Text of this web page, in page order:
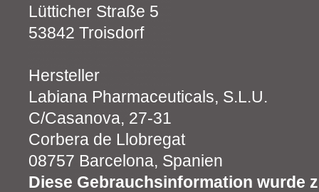
Lütticher Straße 5
53842 Troisdorf
Hersteller
Labiana Pharmaceuticals, S.L.U.
C/Casanova, 27-31
Corbera de Llobregat
08757 Barcelona, Spanien
Diese Gebrauchsinformation wurde